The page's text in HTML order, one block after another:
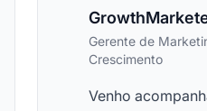
Gerente de
Crescimento
Venho